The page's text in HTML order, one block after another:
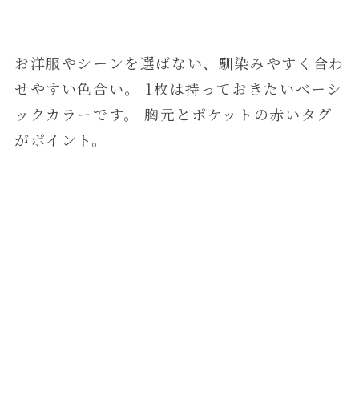
お洋服やシーンを選ばない、馴染みやすく合わ
せやすい色合い。 1枚は持っておきたいベーシ
ックカラーです。 胸元とポケットの赤いタグ
がポイント。